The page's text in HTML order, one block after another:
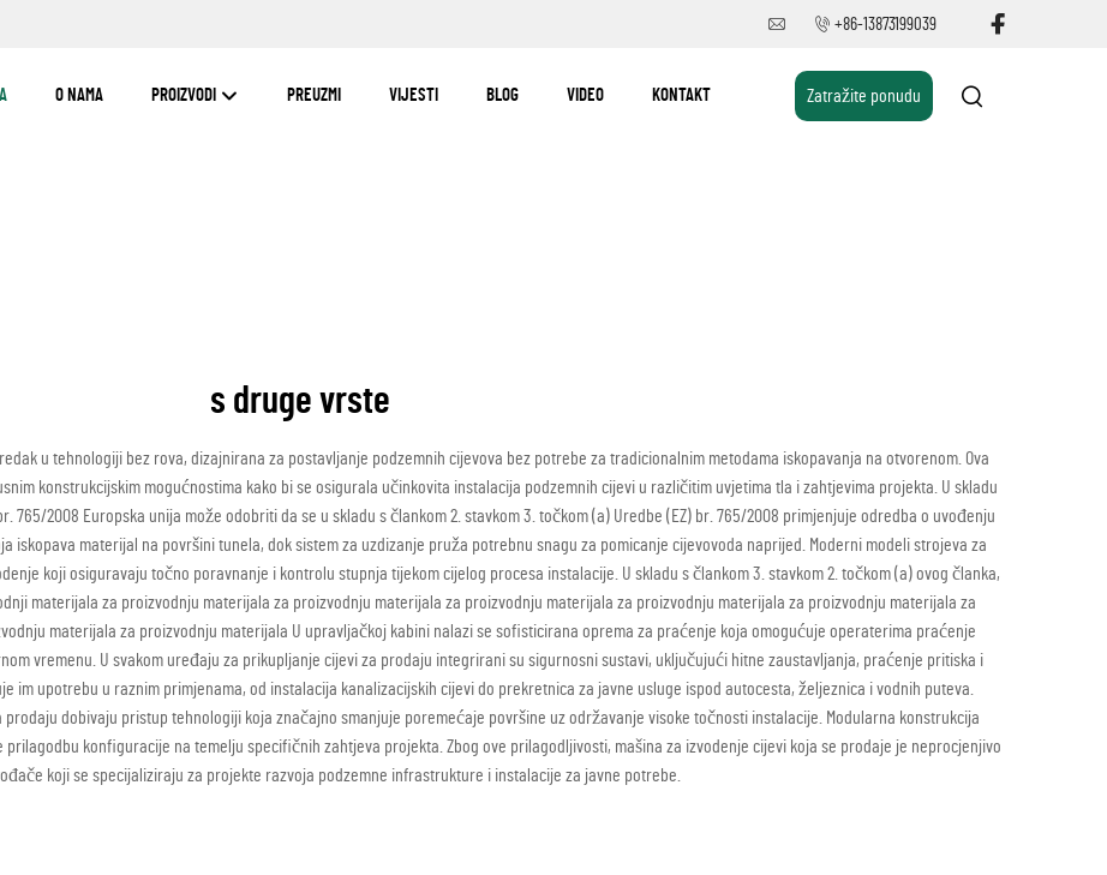
+86-13873199039
O NAMA PROIZVODI PREUZMI VIJESTI BLOG VIDEO KONTAKT Zatražite ponudu
s druge vrste
u tehnologiji bez rova, dizajnirana za postavljanje podzemnih cijevova bez potrebe za tradicionalnim metodama iskopavanja na otvorenom. Ova
konstrukcijskim mogućnostima kako bi se osigurala učinkovita instalacija podzemnih cijevi u različitim uvjetima tla i zahtjevima projekta. U skladu
765/2008 Europska unija može odobriti da se u skladu s člankom 2. stavkom 3. točkom (a) Uredbe (EZ) br. 765/2008 primjenjuje odredba o uvođenju
iskopava materijal na površini tunela, dok sistem za uzdizanje pruža potrebnu snagu za pomicanje cijevovoda naprijed. Moderni modeli strojeva za
koji osiguravaju točno poravnanje i kontrolu stupnja tijekom cijelog procesa instalacije. U skladu s člankom 3. stavkom 2. točkom (a) ovog članka,
materijala za proizvodnju materijala za proizvodnju materijala za proizvodnju materijala za proizvodnju materijala za proizvodnju materijala za
materijala za proizvodnju materijala U upravljačkoj kabini nalazi se sofisticirana oprema za praćenje koja omogućuje operaterima praćenje
vremenu. U svakom uređaju za prikupljanje cijevi za prodaju integrirani su sigurnosni sustavi, uključujući hitne zaustavljanja, praćenje pritiska i
im upotrebu u raznim primjenama, od instalacija kanalizacijskih cijevi do prekretnica za javne usluge ispod autocesta, željeznica i vodnih puteva.
dobivaju pristup tehnologiji koja značajno smanjuje poremećaje površine uz održavanje visoke točnosti instalacije. Modularna konstrukcija
konfiguracije na temelju specifičnih zahtjeva projekta. Zbog ove prilagodljivosti, mašina za izvodenje cijevi koja se prodaje je neprocjenjivo
koji se specijaliziraju za projekte razvoja podzemne infrastrukture i instalacije za javne potrebe.